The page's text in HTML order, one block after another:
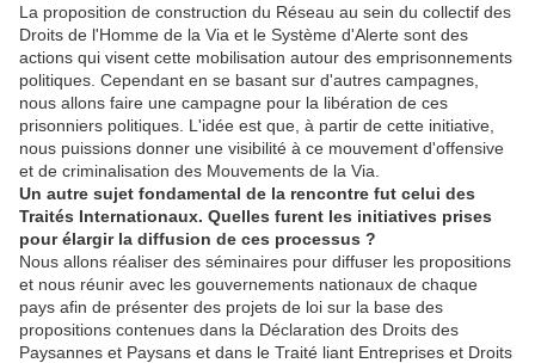
La proposition de construction du Réseau au sein du collectif des
Droits de l'Homme de la Via et le Système d'Alerte sont des
actions qui visent cette mobilisation autour des emprisonnements
politiques. Cependant en se basant sur d'autres campagnes,
nous allons faire une campagne pour la libération de ces
prisonniers politiques. L'idée est que, à partir de cette initiative,
nous puissions donner une visibilité à ce mouvement d'offensive
et de criminalisation des Mouvements de la Via.
Un autre sujet fondamental de la rencontre fut celui des
Traités Internationaux. Quelles furent les initiatives prises
pour élargir la diffusion de ces processus ?
Nous allons réaliser des séminaires pour diffuser les propositions
et nous réunir avec les gouvernements nationaux de chaque
pays afin de présenter des projets de loi sur la base des
propositions contenues dans la Déclaration des Droits des
Paysannes et Paysans et dans le Traité liant Entreprises et Droits